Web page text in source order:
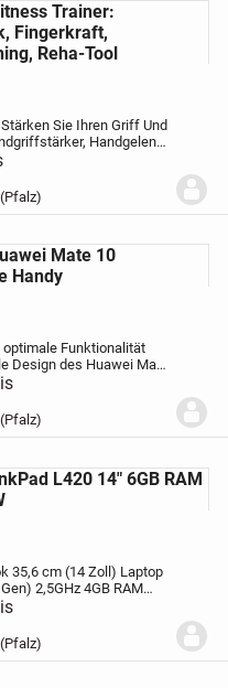
Trainer:
Fingerkraft,
Reha-Tool
Sie Ihren Griff Und
Handgelenk-
Sie Ihre
Finger mit dem
Fitness Trainer
Mate 10
Handy
optimale Funktionalität
Design des Huawei Mate
Set beinhaltet ein
lässige Kopfhörer
Audio und eine...
L420 14" 6GB RAM
35,6 cm (14 Zoll) Laptop
2,5GHz 4GB RAM
HD 3000
L420 eine
Eleganz und
...